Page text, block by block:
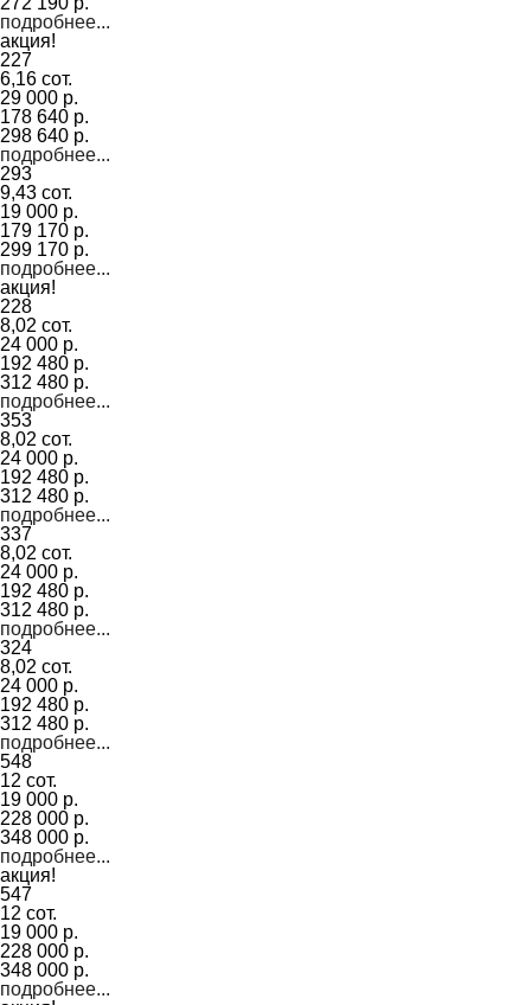
подробнее...
акция!
227
6,16 сот.
29 000 р.
178 640 р.
298 640 р.
подробнее...
293
9,43 сот.
19 000 р.
179 170 р.
299 170 р.
подробнее...
акция!
228
8,02 сот.
24 000 р.
192 480 р.
312 480 р.
подробнее...
353
8,02 сот.
24 000 р.
192 480 р.
312 480 р.
подробнее...
337
8,02 сот.
24 000 р.
192 480 р.
312 480 р.
подробнее...
324
8,02 сот.
24 000 р.
192 480 р.
312 480 р.
подробнее...
548
12 сот.
19 000 р.
228 000 р.
348 000 р.
подробнее...
акция!
547
12 сот.
19 000 р.
228 000 р.
348 000 р.
подробнее...